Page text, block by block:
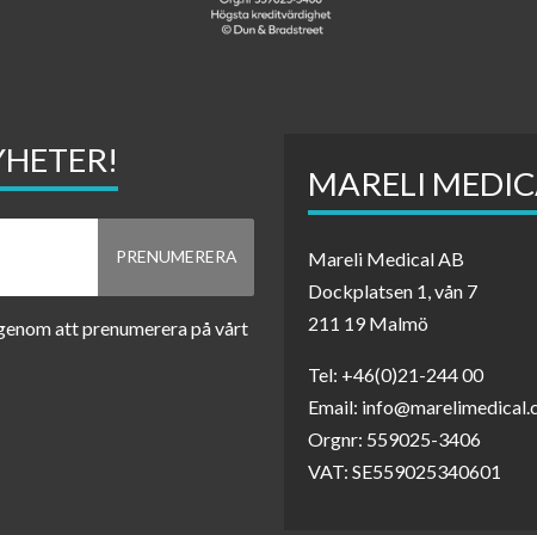
att prenumerera på vårt
MARELI
Mareli Medical AB
Dockplatsen 1, vån 7
211 19 Malmö
Tel: +46(0)21-244 00
Email:
Orgnr: 559025-3406
VAT: SE559025340601